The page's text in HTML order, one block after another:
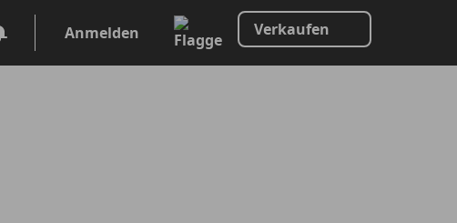
Anmelden Verkaufen